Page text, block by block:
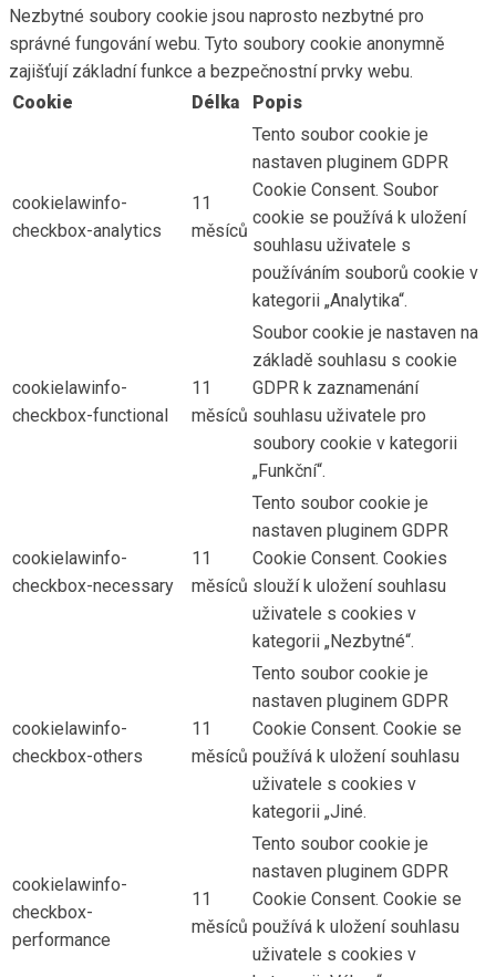
Nezbytné soubory cookie jsou naprosto nezbytné pro
správné fungování webu. Tyto soubory cookie anonymně
zajišťují základní funkce a bezpečnostní prvky webu.
Cookie
Délka Popis
cookielawinfo-
checkbox-analytics
11
měsíců
Tento soubor cookie je
nastaven pluginem GDPR
Cookie Consent. Soubor
cookie se používá k uložení
souhlasu uživatele s
používáním souborů cookie v
kategorii „Analytika“.
cookielawinfo-
checkbox-functional
11
měsíců
Soubor cookie je nastaven na
základě souhlasu s cookie
GDPR k zaznamenání
souhlasu uživatele pro
soubory cookie v kategorii
„Funkční“.
cookielawinfo-
checkbox-necessary
11
měsíců
Tento soubor cookie je
nastaven pluginem GDPR
Cookie Consent. Cookies
slouží k uložení souhlasu
uživatele s cookies v
kategorii „Nezbytné“.
cookielawinfo-
checkbox-others
11
měsíců
Tento soubor cookie je
nastaven pluginem GDPR
Cookie Consent. Cookie se
používá k uložení souhlasu
uživatele s cookies v
kategorii „Jiné.
cookielawinfo-
checkbox-
performance
11
měsíců
Tento soubor cookie je
nastaven pluginem GDPR
Cookie Consent. Cookie se
používá k uložení souhlasu
uživatele s cookies v